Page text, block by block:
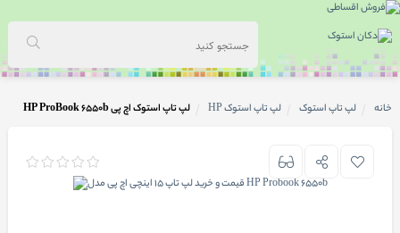
خانه لپ تاپ استوک لپ تاپ استوک HP لپ تاپ استوک اچ پی HP ProBook 6550b